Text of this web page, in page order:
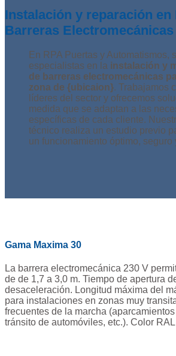
Instalación y reparación en
Barreras
En RPA Puertas y Automatismos,
especialistas en la instalación y
de barreras electromecánicas
zona de {ubicaion}. Trabajamos
líderes del sector y ofrecemos
medida que se adaptan a las
específicas de cada cliente.
técnico realiza un estudio previo
un funcionamiento óptimo, seguro
Gama Maxima 30
La barrera electromecánica 230 V
de de 1,7 a 3,0 m. Tiempo de apertura
desaceleración. Longitud máxima del
para instalaciones en zonas muy
frecuentes de la marcha
tránsito de automóviles, etc.). Color